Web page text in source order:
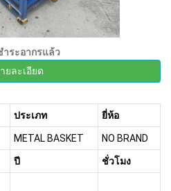
ระอากรแล้ว
ยละเอียด
ประเภท ยี่ห้อ
METAL BASKET NO BRAND
ปี ชั่วโมง